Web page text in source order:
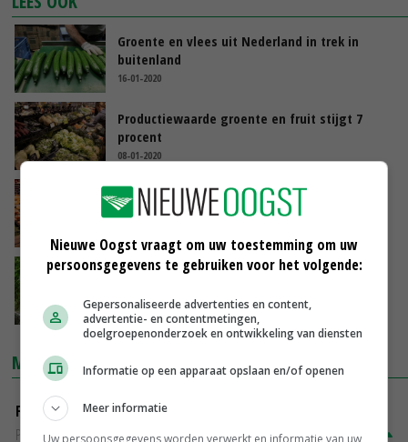
Groente en vlees uit Nederland in trek in
buitenland
16-01-2020
Productiewaarde groente en fruit stijgt 7
procent
08-01-2020
Spanjaard lust wel pap van verse tomaten
Van Nature boekt winst ondanks hitte en
13-08-2019
MARKTPRIJZEN
Fritesgeschikt NL Du Be
PotatoNL
€ 15,00~ € 23,00
Nieuwe Oogst vraagt om uw toestemming om uw
persoonsgegevens te gebruiken voor het volgende:
Gepersonaliseerde advertenties en content,
advertentie- en contentmetingen,
doelgroepenonderzoek en ontwikkeling van diensten
Informatie op een apparaat opslaan en/of openen
Meer informatie
Uw persoonsgegevens worden verwerkt en informatie van uw